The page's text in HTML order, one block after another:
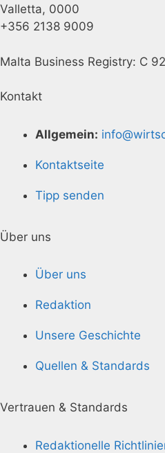
Valletta, 0000
+356 2138 9009
Malta Business Registry: C
Kontakt
Allgemein:
Kontaktseite
Tipp senden
Über uns
Über uns
Redaktion
Unsere Geschichte
Quellen & Standards
Vertrauen & Standards
Redaktionelle